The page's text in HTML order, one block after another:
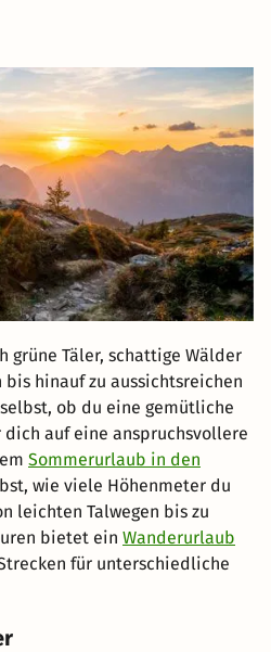
grüne Täler, schattige Wälder
hinauf zu aussichtsreichen
ob du eine gemütliche
auf eine anspruchsvollere
Sommerurlaub in den
wie viele Höhenmeter du
leichten Talwegen bis zu
bietet ein Wanderurlaub
für unterschiedliche